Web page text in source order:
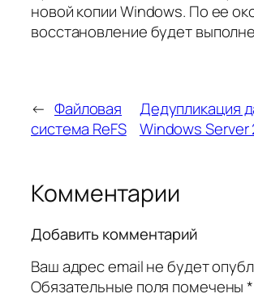
новой копии Windows. По ее
восстановление будет
← Файловая
система ReFS
Дедупликация
Windows Server
Комментарии
Добавить комментарий
Ваш адрес email не будет
Обязательные поля помечены*